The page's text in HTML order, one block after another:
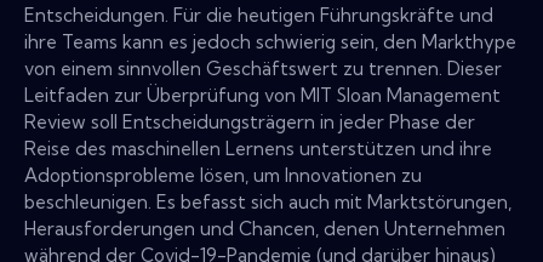
Entscheidungen. Für die heutigen Führungskräfte und
ihre Teams kann es jedoch schwierig sein, den Markthype
von einem sinnvollen Geschäftswert zu trennen. Dieser
Leitfaden zur Überprüfung von MIT Sloan Management
Review soll Entscheidungsträgern in jeder Phase der
Reise des maschinellen Lernens unterstützen und ihre
Adoptionsprobleme lösen, um Innovationen zu
beschleunigen. Es befasst sich auch mit Marktstörungen,
Herausforderungen und Chancen, denen Unternehmen
während der Covid-19-Pandemie (und darüber hinaus)